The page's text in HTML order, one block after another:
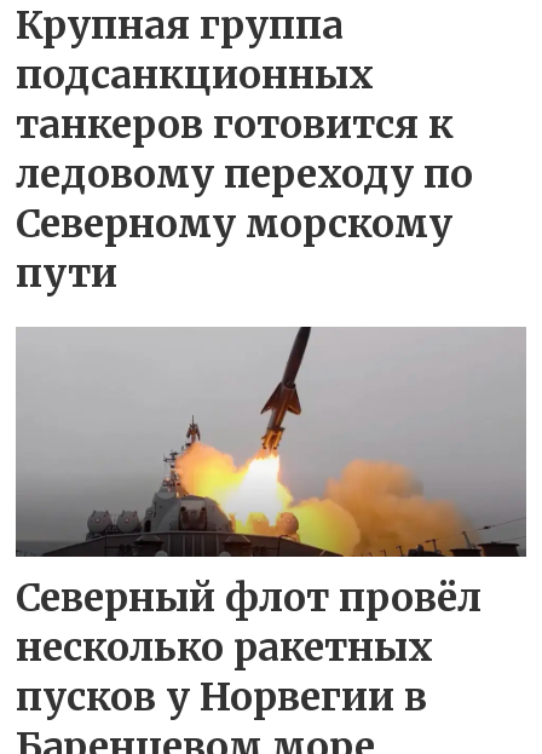
Крупная группа
подсанкционных
танкеров готовится к
ледовому переходу по
Северному морскому
пути
Северный флот провёл
несколько ракетных
пусков у Норвегии в